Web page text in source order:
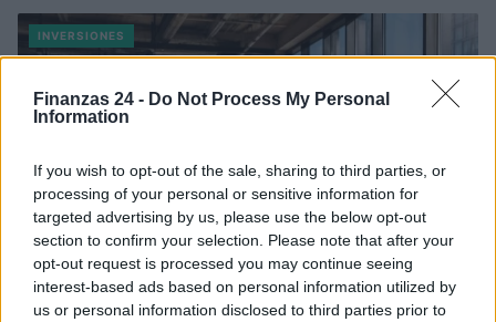
Finanzas 24 - Do Not Process My Personal
Information
If you wish to opt-out of the sale, sharing to third parties, or
processing of your personal or sensitive information for
targeted advertising by us, please use the below opt-out
section to confirm your selection. Please note that after your
opt-out request is processed you may continue seeing
interest-based ads based on personal information utilized by
us or personal information disclosed to third parties prior to
INVERSIONES